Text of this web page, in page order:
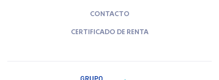
CONTACTO
CERTIFICADO DE RENTA